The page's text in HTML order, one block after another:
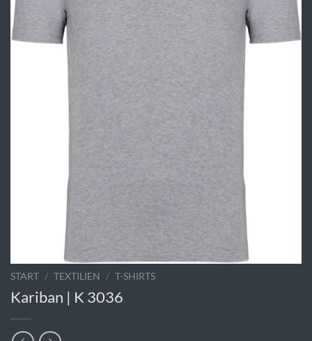
START / TEXTILIEN / T-SHIRTS
Kariban | K 3036